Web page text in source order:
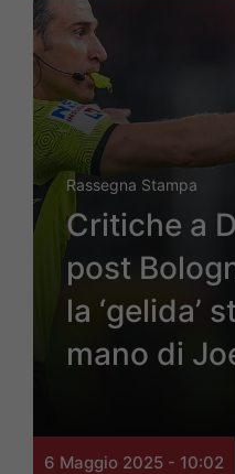
Rassegna Stampa
Critiche a
post
la ‘gelida’
mano di
6 Maggio 2025 - 10:02